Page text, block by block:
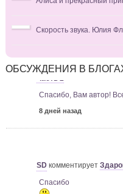
Скорость звука. Юлия
ОБСУЖДЕНИЯ В
7 дней назад
Елена Ставрова
Часть 2
Спасибо, Вам автор!
8 дней назад
SD комментирует
Спасибо